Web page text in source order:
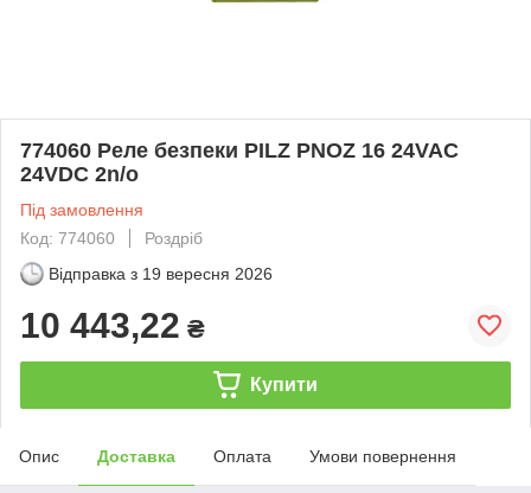
774060 Реле безпеки PILZ PNOZ 16 24VAC
24VDC 2n/o
Під замовлення
Код: 774060
Роздріб
Відправка з 19 вересня 2026
10 443,22 ₴
Купити
Опис Доставка Оплата Умови повернення